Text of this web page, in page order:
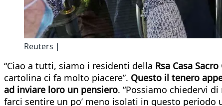
Reuters |
“Ciao a tutti, siamo i residenti della Rsa Casa
cartolina ci fa molto piacere”. Questo il tenero
ad inviare loro un pensiero. “Possiamo chiedervi
farci sentire un po’ meno isolati in questo